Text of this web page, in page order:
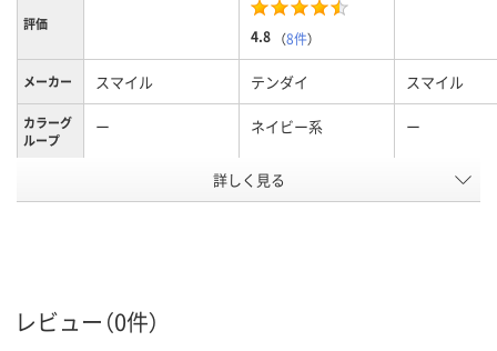
評価
4.8 （8件）
メーカー スマイル テンダイ スマイル
カラーグ
ループ
ー ネイビー系 ー
使い捨て 使い捨て
詳しく見る
レビュー（0件）